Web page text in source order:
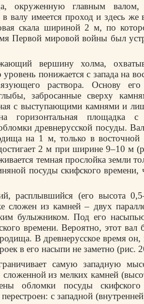
окруженную главным валом,
валу имеется проход и здесь же
скала шириной 2 м, по
Первой мировой войны был
вершину холма,
уровень понижается с запада на
раствора. Основу его
забросанные сверху
с выступающими камнями и
горизонтальная площадка с
древнерусской посуды.
на 1 м, только в восточной
2 м при ширине 9–10 м
темная прослойка земли
посуды скифского времени,
расплывшийся (его высота
сложен из камней – двух
булыжником. Под его
времени. Вероятно, этот
В древнерусское время
в его насыпи не заметно (рис.
самую западную
из мелких камней
обломки посуды
с западной